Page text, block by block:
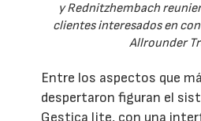
y Rednitzhembach
clientes interesados en
Allrounder
Entre los aspectos que
despertaron figuran el
Gestica lite, con una